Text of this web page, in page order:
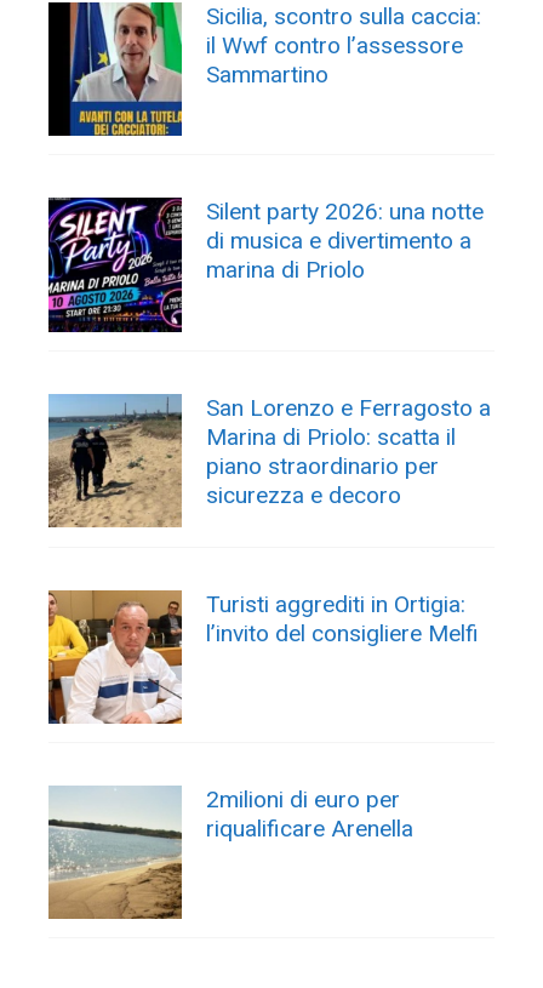
Sicilia, scontro sulla caccia:
il Wwf contro l’assessore
Sammartino
Silent party 2026: una notte
di musica e divertimento a
marina di Priolo
San Lorenzo e Ferragosto a
Marina di Priolo: scatta il
piano straordinario per
sicurezza e decoro
Turisti aggrediti in Ortigia:
l’invito del consigliere Melfi
2milioni di euro per
riqualificare Arenella